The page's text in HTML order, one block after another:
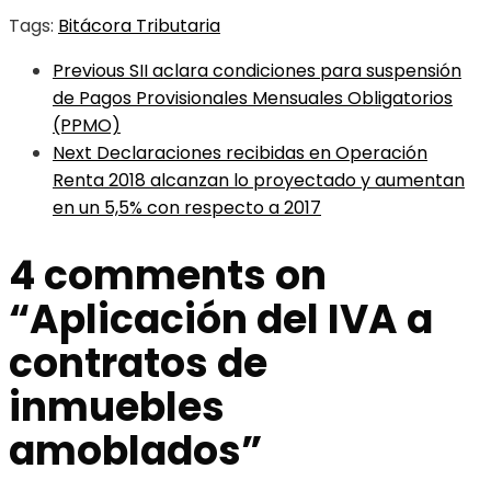
Tags: Bitácora Tributaria
PreviousSII aclara condiciones para suspensión
de Pagos Provisionales Mensuales Obligatorios
(PPMO)
Next Declaraciones recibidas en Operación
Renta 2018 alcanzan lo proyectado y aumentan
en un 5,5% con respecto a 2017
4 comments on
“Aplicación del IVA a
contratos de
inmuebles
amoblados”